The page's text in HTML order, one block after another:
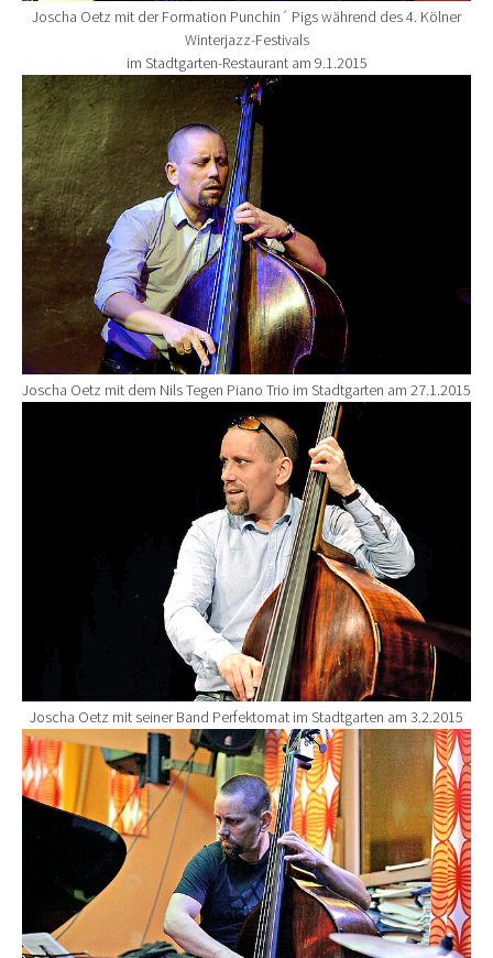
Joscha Oetz mit der Formation Punchin´ Pigs während des 4. Kölner
Winterjazz-Festivals
im Stadtgarten-Restaurant am 9.1.2015
Show larger version for:
Joscha Oetz mit dem Nils Tegen Piano Trio im Stadtgarten am 27.1.2015
Joscha Oetz mit seiner Band Perfektomat im Stadtgarten am 3.2.2015
Show larger version for: